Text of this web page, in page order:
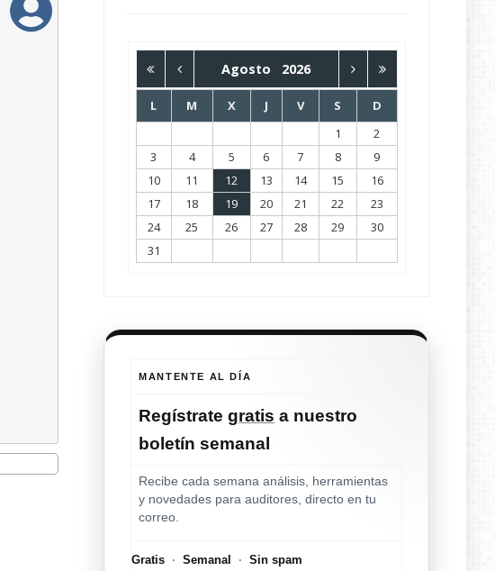
Agosto 2026
L M X J V S
D
1
2
3
4 5 6 7 8
9
10
11 12 13 14 15
16
17
18 19 20 21 22
23
24
25 26 27 28 29
30
31
MANTENTE AL DÍA
Regístrategratis a nuestro
boletín semanal
Recibe cada semana análisis, herramientas
y novedades para auditores, directo en tu
correo.
Gratis · Semanal · Sin spam